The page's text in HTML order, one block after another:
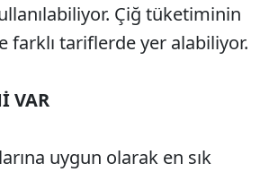
Çiğ tüketiminin
farklı tariflerde yer alabiliyor.
VAR
uygun olarak en sık